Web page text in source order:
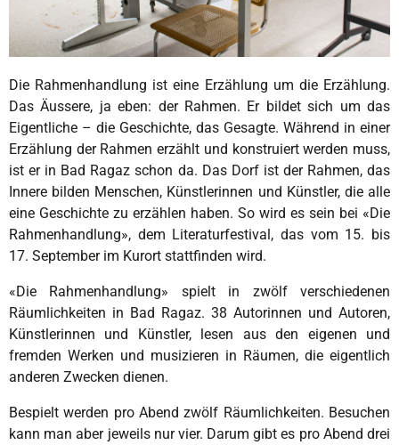
Bespielt: die Waschküche im Alters- und
Pflegeheim Allmend.
Die Rahmenhandlung ist eine Erzählung um die Erzählung.
Das Äussere, ja eben: der Rahmen. Er bildet sich um das
Eigentliche – die Geschichte, das Gesagte. Während in einer
Erzählung der Rahmen erzählt und konstruiert werden muss,
ist er in Bad Ragaz schon da. Das Dorf ist der Rahmen, das
Innere bilden Menschen, Künstlerinnen und Künstler, die alle
eine Geschichte zu erzählen haben. So wird es sein bei «Die
Rahmenhandlung», dem Literaturfestival, das vom 15. bis
17. September im Kurort stattfinden wird.
«Die Rahmenhandlung» spielt in zwölf verschiedenen
Räumlichkeiten in Bad Ragaz. 38 Autorinnen und Autoren,
Künstlerinnen und Künstler, lesen aus den eigenen und
fremden Werken und musizieren in Räumen, die eigentlich
anderen Zwecken dienen.
Bespielt werden pro Abend zwölf Räumlichkeiten. Besuchen
kann man aber jeweils nur vier. Darum gibt es pro Abend drei